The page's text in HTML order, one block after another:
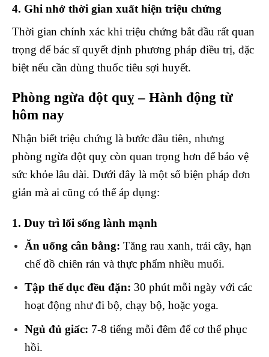
4. Ghi nhớ thời gian xuất hiện triệu chứng
Thời gian chính xác khi triệu chứng bắt đầu rất quan
trọng để bác sĩ quyết định phương pháp điều trị, đặc
biệt nếu cần dùng thuốc tiêu sợi huyết.
Phòng ngừa đột quỵ – Hành động từ
hôm nay
Nhận biết triệu chứng là bước đầu tiên, nhưng
phòng ngừa đột quỵ còn quan trọng hơn để bảo vệ
sức khỏe lâu dài. Dưới đây là một số biện pháp đơn
giản mà ai cũng có thể áp dụng:
1. Duy trì lối sống lành mạnh
Ăn uống cân bằng: Tăng rau xanh, trái cây, hạn
chế đồ chiên rán và thực phẩm nhiều muối.
Tập thể dục đều đặn: 30 phút mỗi ngày với các
hoạt động như đi bộ, chạy bộ, hoặc yoga.
Ngủ đủ giấc: 7-8 tiếng mỗi đêm để cơ thể phục
hồi.